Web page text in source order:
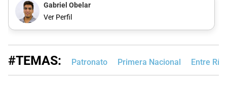
Gabriel Obelar
Ver Perfil
#TEMAS: Patronato Primera Nacional Entre